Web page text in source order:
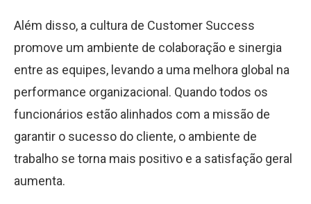
Além disso, a cultura de Customer Success
promove um ambiente de colaboração e sinergia
entre as equipes, levando a uma melhora global na
performance organizacional. Quando todos os
funcionários estão alinhados com a missão de
garantir o sucesso do cliente, o ambiente de
trabalho se torna mais positivo e a satisfação geral
aumenta.